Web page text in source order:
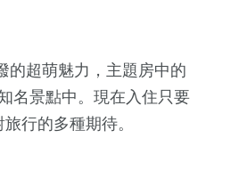
的超萌魅力，主題房中的
名景點中。現在入住只要
行的多種期待。
放大鏡 評論 海峽論壇專區